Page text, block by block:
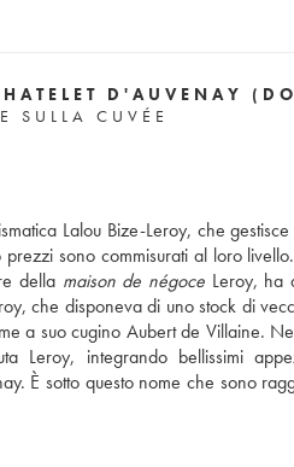
D'AUVENAY
SULLA CUVÉE
Lalou Bize-Leroy, che
sono commisurati al loro
della maison de négoce Leroy, ha
che disponeva di uno stock di
a suo cugino Aubert de Villaine.
integrando bellissimi
È sotto questo nome che sono